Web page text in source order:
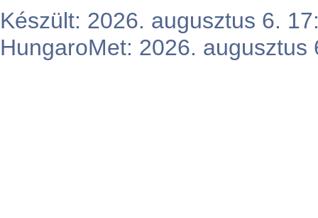
Készült: 2026. augusztus 6.
HungaroMet: 2026.